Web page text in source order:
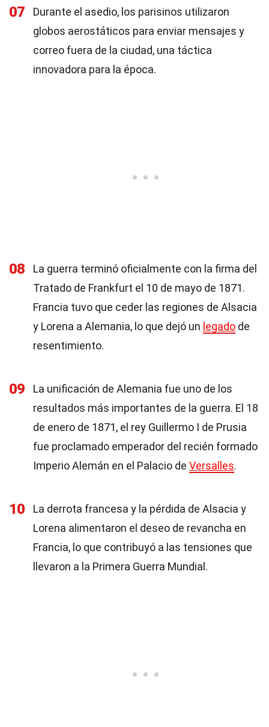
07
Durante el asedio, los parisinos utilizaron
globos aerostáticos para enviar mensajes y
correo fuera de la ciudad, una táctica
innovadora para la época.
08
La guerra terminó oficialmente con la firma del
Tratado de Frankfurt el 10 de mayo de 1871.
Francia tuvo que ceder las regiones de Alsacia
y Lorena a Alemania, lo que dejó un legado de
resentimiento.
09
La unificación de Alemania fue uno de los
resultados más importantes de la guerra. El 18
de enero de 1871, el rey Guillermo I de Prusia
fue proclamado emperador del recién formado
Imperio Alemán en el Palacio de Versalles.
10
La derrota francesa y la pérdida de Alsacia y
Lorena alimentaron el deseo de revancha en
Francia, lo que contribuyó a las tensiones que
llevaron a la Primera Guerra Mundial.